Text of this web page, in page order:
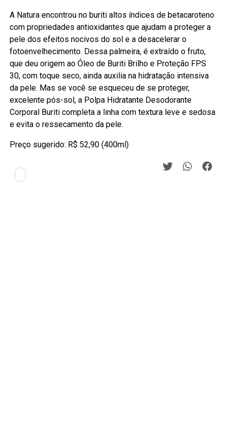
A Natura encontrou no buriti altos índices de betacaroteno
com propriedades antioxidantes que ajudam a proteger a
pele dos efeitos nocivos do sol e a desacelerar o
fotoenvelhecimento. Dessa palmeira, é extraído o fruto,
que deu origem ao Óleo de Buriti Brilho e Proteção FPS
30, com toque seco, ainda auxilia na hidratação intensiva
da pele. Mas se você se esqueceu de se proteger,
excelente pós-sol, a Polpa Hidratante Desodorante
Corporal Buriti completa a linha com textura leve e sedosa
e evita o ressecamento da pele.
Preço sugerido: R$ 52,90 (400ml)